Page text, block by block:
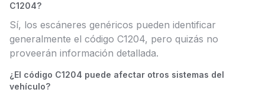
C1204?
Sí, los escáneres genéricos pueden identificar
generalmente el código C1204, pero quizás no
proveerán información detallada.
¿El código C1204 puede afectar otros sistemas del
vehículo?